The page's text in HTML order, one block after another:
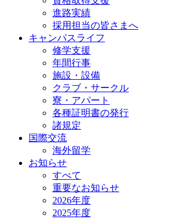
進路実績
採用担当の皆さまへ
キャンパスライフ
修学支援
年間行事
施設・設備
クラブ・サークル
寮・アパート
各種証明書の発⾏
諸規定
国際交流
海外留学
お知らせ
すべて
重要なお知らせ
2026年度
2025年度